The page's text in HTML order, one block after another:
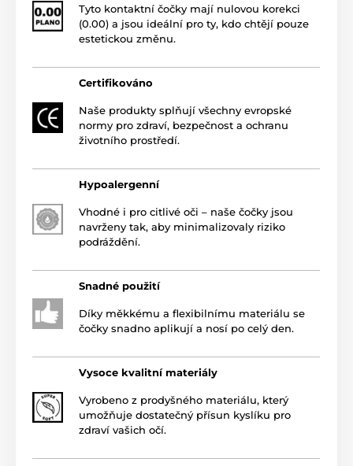
Tyto kontaktní čočky mají nulovou korekci
(0.00) a jsou ideální pro ty, kdo chtějí pouze
estetickou změnu.
Certifikováno
Naše produkty splňují všechny evropské
normy pro zdraví, bezpečnost a ochranu
životního prostředí.
Hypoalergenní
Vhodné i pro citlivé oči – naše čočky jsou
navrženy tak, aby minimalizovaly riziko
podráždění.
Snadné použití
Díky měkkému a flexibilnímu materiálu se
čočky snadno aplikují a nosí po celý den.
Vysoce kvalitní materiály
Vyrobeno z prodyšného materiálu, který
umožňuje dostatečný přísun kyslíku pro
zdraví vašich očí.